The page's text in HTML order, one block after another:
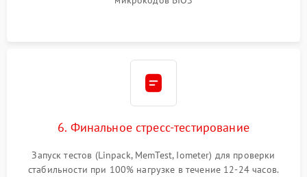
6. Финальное стресс-тестирование
Запуск тестов (Linpack, MemTest, Iometer) для проверки
стабильности при 100% нагрузке в течение 12-24 часов.